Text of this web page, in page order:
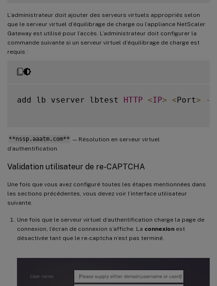
L’administrateur doit ajouter des serveurs virtuels appropriés selon
que le serveur virtuel d’équilibrage de charge ou l’appliance NetScaler
Gateway est utilisé pour l’accès. L’administrateur doit configurer la
commande suivante si un serveur virtuel d’équilibrage de charge est
requis :
add lb vserver lbtest HTTP <IP> <Port> -
**nssp.aaatm.com** — Résolution en serveur virtuel
d’authentification.
Validation utilisateur de re-CAPTCHA
Une fois que vous avez configuré toutes les étapes mentionnées dans
les sections précédentes, vous devez voir l’interface utilisateur
suivante.
Une fois que le serveur virtuel d’authentification charge la page de
connexion, l’écran de connexion s’affiche. La connexion est
désactivée tant que le re-captcha n’est pas terminé.